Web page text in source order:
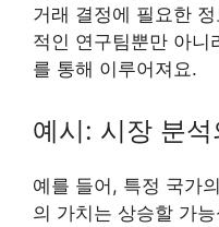
거래 결정에 필요한
적인 연구팀뿐만 아니
를 통해 이루어져요.
예시: 시장 분석
예를 들어, 특정 국가
의 가치는 상승할 가